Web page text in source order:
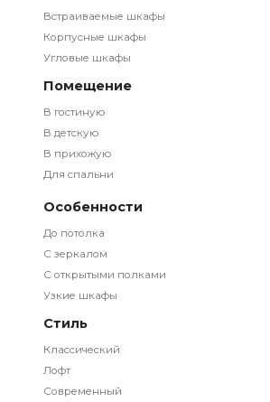
Встраиваемые шкафы
Корпусные шкафы
Угловые шкафы
Помещение
В гостиную
В детскую
В прихожую
Для спальни
Особенности
До потолка
С зеркалом
С открытыми полками
Узкие шкафы
Стиль
Классический
Лофт
Современный